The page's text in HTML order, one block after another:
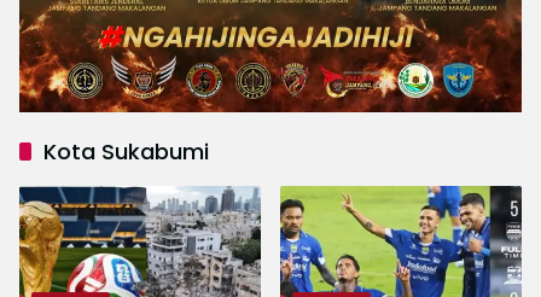
Kota Sukabumi